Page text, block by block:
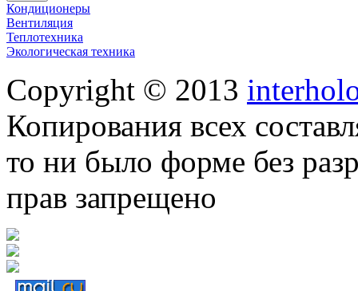
Кондиционеры
Вентиляция
Теплотехника
Экологическая техника
Copyright © 2013
Копирования всех
то ни было форме без
прав запрещено